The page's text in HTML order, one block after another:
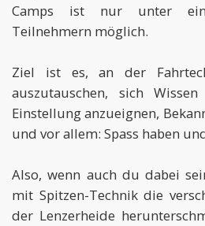
Camps ist nur unter
Teilnehmern möglich.
Ziel ist es, an der
auszutauschen, sich
Einstellung anzueignen,
und vor allem: Spass haben
Also, wenn auch du dabei
mit Spitzen-Technik die
der Lenzerheide